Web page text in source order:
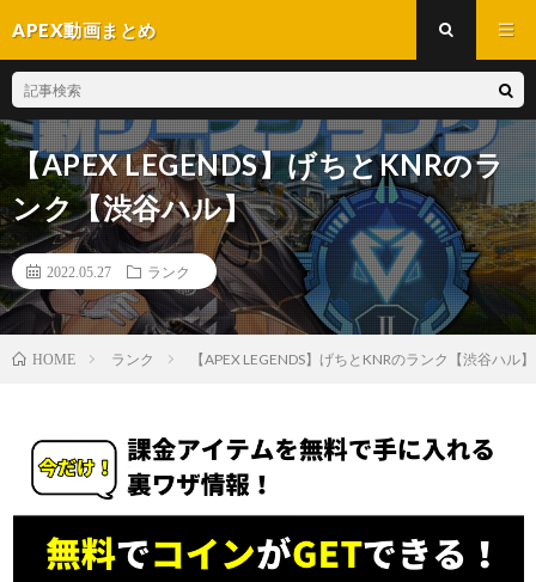
APEX動画まとめ
【APEX LEGENDS】げちとKNRのラ
ンク【渋谷ハル】
2022.05.27 ランク
HOME ランク 【APEX LEGENDS】げちとKNRのランク【渋谷ハル】